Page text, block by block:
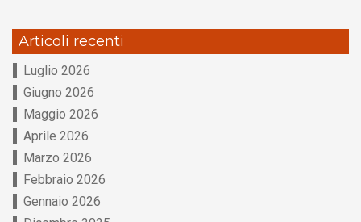
Articoli recenti
Luglio 2026
Giugno 2026
Maggio 2026
Aprile 2026
Marzo 2026
Febbraio 2026
Gennaio 2026